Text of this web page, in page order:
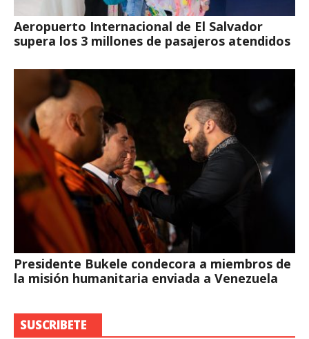
Aeropuerto Internacional de El Salvador
supera los 3 millones de pasajeros atendidos
Presidente Bukele condecora a miembros de
la misión humanitaria enviada a Venezuela
SUSCRIBETE